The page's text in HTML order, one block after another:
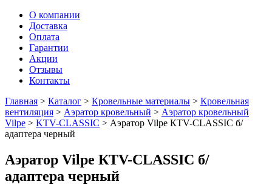
О компании
Доставка
Оплата
Гарантии
Акции
Отзывы
Контакты
Главная > Каталог > Кровельные материалы > Кровельная
вентиляция > Аэратор кровельный > Аэратор кровельный
Vilpe > KTV-CLASSIC > Аэратор Vilpe КТV-CLASSIC б/
адаптера черный
Аэратор Vilpe КТV-CLASSIC б/
адаптера черный